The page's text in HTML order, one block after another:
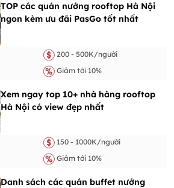
TOP các quán nướng rooftop Hà Nội
ngon kèm ưu đãi PasGo tốt nhất
200 - 500K/người
Giảm tới 10%
Xem ngay top 10+ nhà hàng rooftop
Hà Nội có view đẹp nhất
150 - 1000K/người
Giảm tới 10%
Danh sách các quán buffet nướng